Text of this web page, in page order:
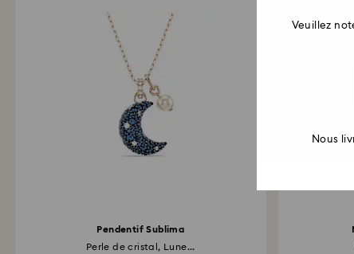
Pendentif Sublima
Perle de cristal, Lune...
Veuillez
Nous